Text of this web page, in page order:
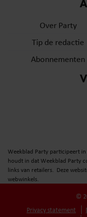
partners kunnen
verzameld op basis
gaat akkoord met
Over Party
Tip de redactie
Abonnementen
Weekblad Party participeert
houdt in dat Weekblad Party
links van retailers. Deze
webwinkels.
©
Privacy statement